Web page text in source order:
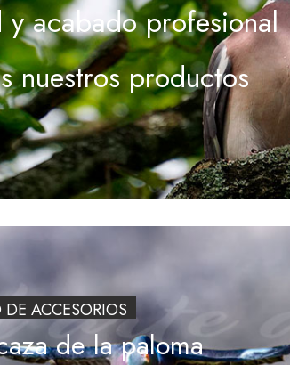
acabado profesional
nuestros productos
ACCESORIOS
de la paloma